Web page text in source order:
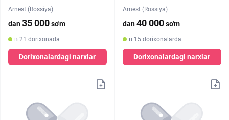
Arnest (Rossiya)
dan35 000so'm
в 21 dorixonada
Dorixonalardagi narxlar
Arnest (Rossiya)
dan40 000so'm
в 15 dorixonalarda
Dorixonalardagi narxlar